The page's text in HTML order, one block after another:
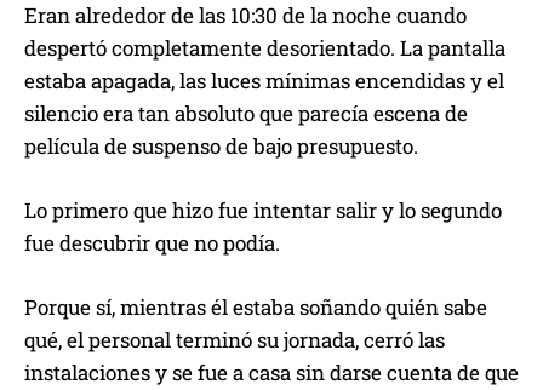
Eran alrededor de las 10:30 de la noche cuando
despertó completamente desorientado. La pantalla
estaba apagada, las luces mínimas encendidas y el
silencio era tan absoluto que parecía escena de
película de suspenso de bajo presupuesto.
Lo primero que hizo fue intentar salir y lo segundo
fue descubrir que no podía.
Porque sí, mientras él estaba soñando quién sabe
qué, el personal terminó su jornada, cerró las
instalaciones y se fue a casa sin darse cuenta de que